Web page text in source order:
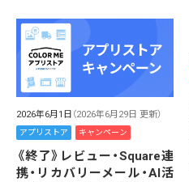
2026年6月1日 （2026年6月29日 更新）
アプリストア キャンペーン
《終了》レビュー・Square連
携・リカバリーメール・AI活